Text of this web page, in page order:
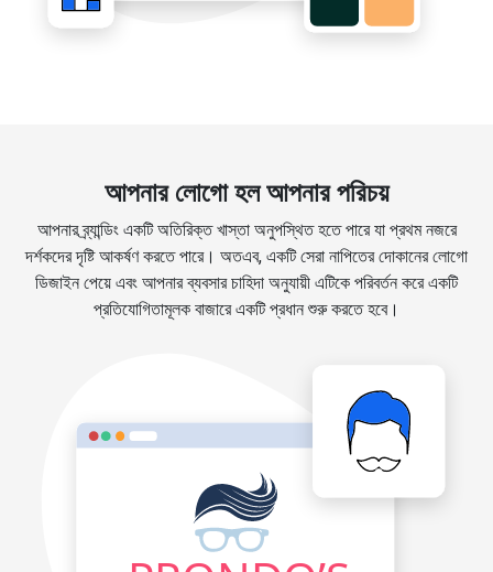
আপনার লোগো হল আপনার পরিচয়
আপনার ব্র্যান্ডিং একটি অতিরিক্ত খাস্তা অনুপস্থিত হতে পারে যা প্রথম নজরে
দর্শকদের দৃষ্টি আকর্ষণ করতে পারে। অতএব, একটি সেরা নাপিতের দোকানের লোগো
ডিজাইন পেয়ে এবং আপনার ব্যবসার চাহিদা অনুযায়ী এটিকে পরিবর্তন করে একটি
প্রতিযোগিতামূলক বাজারে একটি প্রধান শুরু করতে হবে।